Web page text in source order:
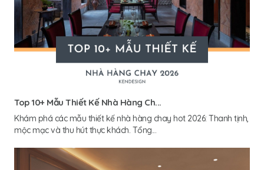
Top 10+ Mẫu Thiết Kế Nhà Hàng Ch...
Khám phá các mẫu thiết kế nhà hàng chay hot 2026: Thanh tịnh,
mộc mạc và thu hút thực khách. Tổng...